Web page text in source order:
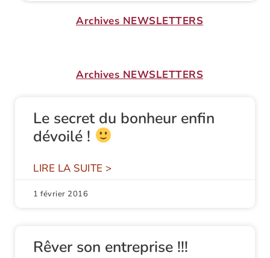
Le secret du bonheur enfin
dévoilé !
LIRE LA SUITE >
1 février 2016
Rêver son entreprise !!!
Archives NEWSLETTERS
Archives NEWSLETTERS